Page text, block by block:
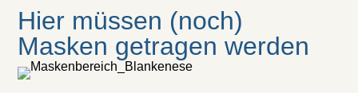
Hier müssen (noch)
Masken getragen werden